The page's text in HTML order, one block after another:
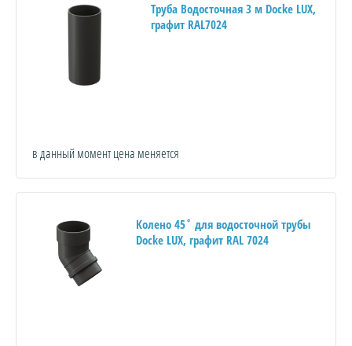
Труба Водосточная 3 м Docke LUX,
графит RAL7024
в данный момент цена меняется
Колено 45˚ для водосточной трубы
Docke LUX, графит RAL 7024